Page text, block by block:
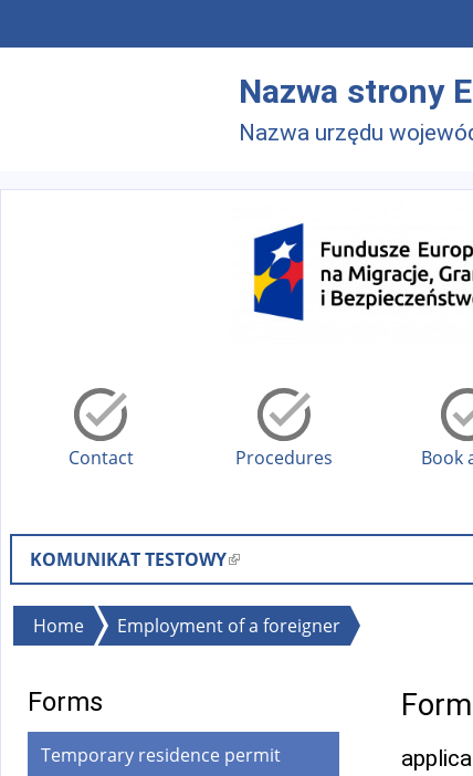
Nazwa strony
Nazwa urzędu
Contact Procedures Book
KOMUNIKAT TESTOWY(
l
i
n
s
e
You
here
Home Employment of a foreigner
Forms
Temporary residence permit